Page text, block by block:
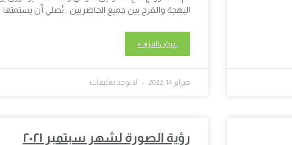
البهجة والفرح بين جميع الحاضريين . نُصلي أن يستمتعا
عرض المزيد »
فبراير 14, 2022 لا توجد تعليقات
رؤية الصورة لشهر سبتمبر ٢٠٢١